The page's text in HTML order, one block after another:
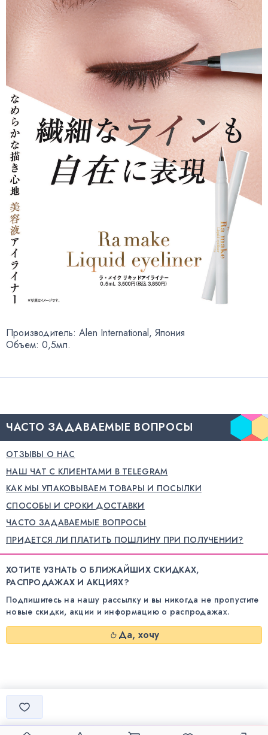
Производитель: Alen International, Япония
Объем: 0,5мл.
ЧАСТО ЗАДАВАЕМЫЕ ВОПРОСЫ
ОТЗЫВЫ О НАС
НАШ ЧАТ С КЛИЕНТАМИ В TELEGRAM
КАК МЫ УПАКОВЫВАЕМ ТОВАРЫ И ПОСЫЛКИ
СПОСОБЫ И СРОКИ ДОСТАВКИ
ЧАСТО ЗАДАВАЕМЫЕ ВОПРОСЫ
ПРИДЕТСЯ ЛИ ПЛАТИТЬ ПОШЛИНУ ПРИ ПОЛУЧЕНИИ?
ХОТИТЕ УЗНАТЬ О БЛИЖАЙШИХ СКИДКАХ,
РАСПРОДАЖАХ И АКЦИЯХ?
Подпишитесь на нашу рассылку и вы никогда не пропустите
новые скидки, акции и информацию о распродажах.
Да, хочу